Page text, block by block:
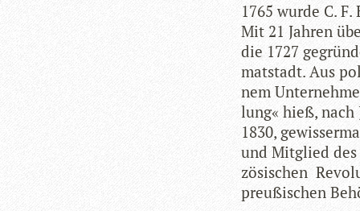
1765 wurde C.
Mit 21 Jah­ren
die 1727
mat­stadt. Aus
nem
lung« hieß, nach
1830,
und Mit­glied
zö­si­schen
preu­ßi­schen